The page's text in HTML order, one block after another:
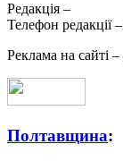
Редакція –
Телефон редакції –
Реклама на сайті –
Полтавщина: